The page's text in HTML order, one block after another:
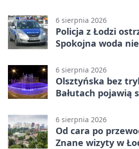
6 sierpnia 2026
Policja z Łodzi
Spokojna woda
6 sierpnia 2026
Olsztyńska bez
Bałutach pojawią
6 sierpnia 2026
Od cara po
Znane wizyty w